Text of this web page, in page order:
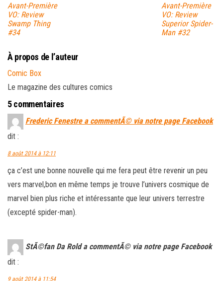
Avant-Première
VO: Review
Swamp Thing
#34
Avant-Première
VO: Review
Superior Spider-
Man #32
À propos de l’auteur
Comic Box
Le magazine des cultures comics
5 commentaires
Frederic Fenestre a commentÃ© via notre page Facebook
dit :
8 août 2014 à 12:11
ça c’est une bonne nouvelle qui me fera peut être revenir un peu
vers marvel,bon en même temps je trouve l’univers cosmique de
marvel bien plus riche et intéressante que leur univers terrestre
(excepté spider-man).
StÃ©fan Da Rold a commentÃ© via notre page Facebook
dit :
9 août 2014 à 11:54